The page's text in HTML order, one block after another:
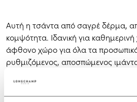
Αυτή η τσάντα από σαγρέ δέρμα,
κομψότητα. Ιδανική για
άφθονο χώρο για όλα τα
ρυθμιζόμενος, αποσπώμενος
ευελιξία για να φορεθεί χιαστί,
ένα αστραφτερό πετράδι, το
προσθέτει μια αστραφτερή,